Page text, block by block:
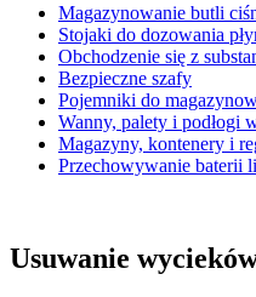
Magazynowanie butli
Stojaki do dozowania
Obchodzenie się z
Bezpieczne szafy
Pojemniki do
Wanny, palety i podłogi
Magazyny, kontenery i
Przechowywanie baterii
Usuwanie